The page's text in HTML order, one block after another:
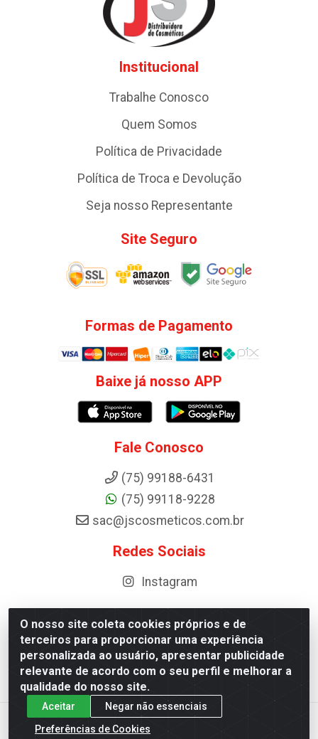
O nosso site coleta cookies próprios e de
terceiros para proporcionar uma experiência
personalizada ao usuário, apresentar publicidade
relevante de acordo com o seu perfil e melhorar a
qualidade do nosso site.
Aceitar
Negar não essenciais
Preferências de Cookies
Institucional
Trabalhe Conosco
Quem Somos
Política de Privacidade
Política de Troca e Devolução
Seja nosso Representante
Site Seguro
Formas de Pagamento
Baixe já nosso APP
Fale Conosco
(75) 99188-6431
(75) 99118-9228
sac@jscosmeticos.com.br
Redes Sociais
Instagram
Distribuidora de Cosméticos Antoneto LTDA - BA-052,
km 87 - Industrial, Ipirá - BA, 44600-000 - CNPJ
10.984.107/0001-75